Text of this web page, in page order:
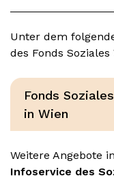
Unter dem
des Fonds Soziales
Fonds
in Wien
Weitere Angebote
Infoservice des